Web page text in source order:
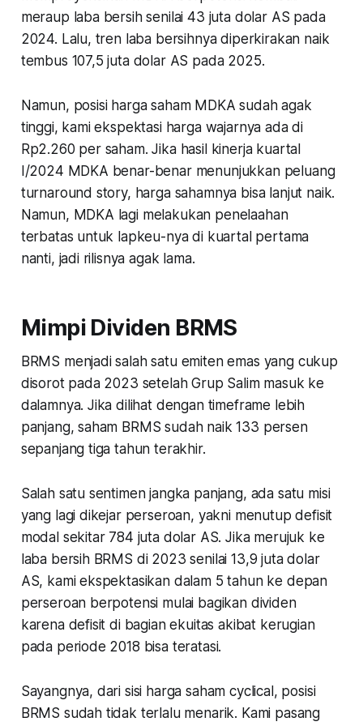
meraup laba bersih senilai 43 juta dolar AS pada
2024. Lalu, tren laba bersihnya diperkirakan naik
tembus 107,5 juta dolar AS pada 2025.
Namun, posisi harga saham MDKA sudah agak
tinggi, kami ekspektasi harga wajarnya ada di
Rp2.260 per saham. Jika hasil kinerja kuartal
I/2024 MDKA benar-benar menunjukkan peluang
turnaround story, harga sahamnya bisa lanjut naik.
Namun, MDKA lagi melakukan penelaahan
terbatas untuk lapkeu-nya di kuartal pertama
nanti, jadi rilisnya agak lama.
Mimpi Dividen BRMS
BRMS menjadi salah satu emiten emas yang cukup
disorot pada 2023 setelah Grup Salim masuk ke
dalamnya. Jika dilihat dengan timeframe lebih
panjang, saham BRMS sudah naik 133 persen
sepanjang tiga tahun terakhir.
Salah satu sentimen jangka panjang, ada satu misi
yang lagi dikejar perseroan, yakni menutup defisit
modal sekitar 784 juta dolar AS. Jika merujuk ke
laba bersih BRMS di 2023 senilai 13,9 juta dolar
AS, kami ekspektasikan dalam 5 tahun ke depan
perseroan berpotensi mulai bagikan dividen
karena defisit di bagian ekuitas akibat kerugian
pada periode 2018 bisa teratasi.
Sayangnya, dari sisi harga saham cyclical, posisi
BRMS sudah tidak terlalu menarik. Kami pasang